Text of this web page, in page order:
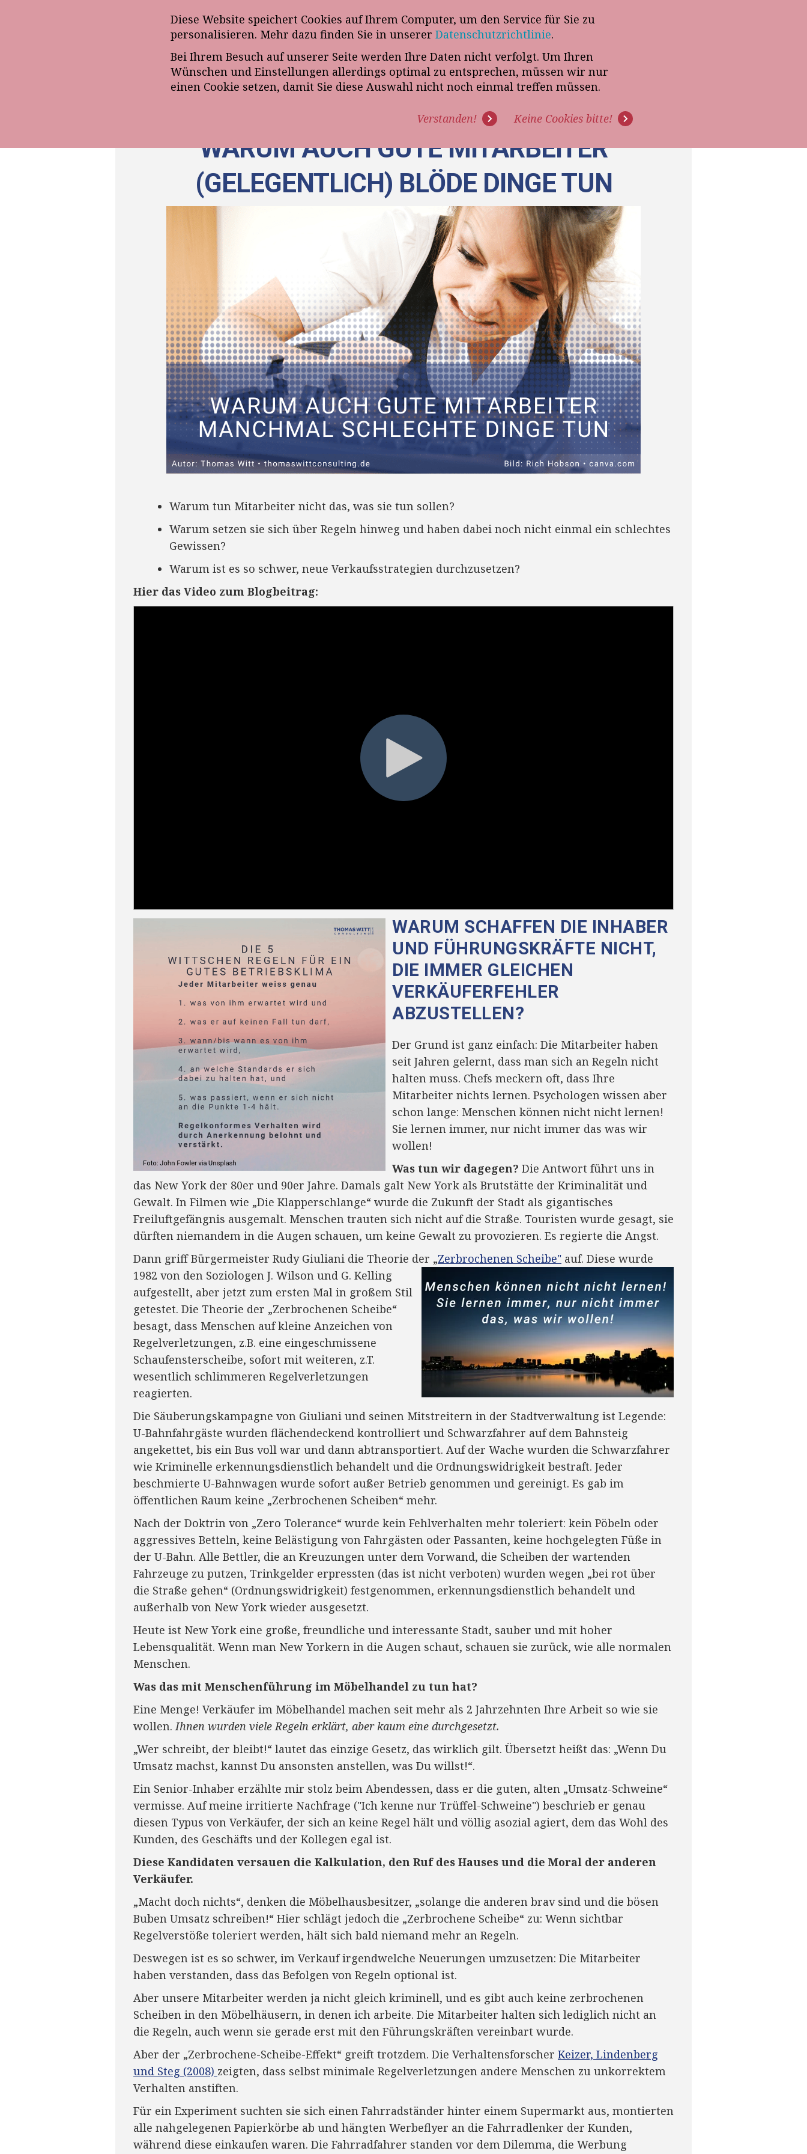
Diese Website speichert Cookies auf Ihrem Computer, um den Service für Sie zu
personalisieren. Mehr dazu finden Sie in unserer Datenschutzrichtlinie.
Bei Ihrem Besuch auf unserer Seite werden Ihre Daten nicht verfolgt. Um Ihren
Wünschen und Einstellungen allerdings optimal zu entsprechen, müssen wir nur
einen Cookie setzen, damit Sie diese Auswahl nicht noch einmal treffen müssen.
Verstanden! Keine Cookies bitte!
Anmeldung zum E-Mail-Newsletter„VERKAUFSSTEUERER“ Telefon-Termin mit Thomas Witt
ÜBER UNS PROGRAMME EXPERTISE REFERENZEN BLOG PODCAST
WARUM AUCH GUTE MITARBEITER
(GELEGENTLICH) BLÖDE DINGE TUN
Warum tun Mitarbeiter nicht das, was sie tun sollen?
Warum setzen sie sich über Regeln hinweg und haben dabei noch nicht einmal ein schlechtes
Gewissen?
Warum ist es so schwer, neue Verkaufsstrategien durchzusetzen?
Hier das Video zum Blogbeitrag:
WARUM SCHAFFEN DIE INHABER
UND FÜHRUNGSKRÄFTE NICHT,
DIE IMMER GLEICHEN
VERKÄUFERFEHLER
ABZUSTELLEN?
Der Grund ist ganz einfach: Die Mitarbeiter haben
seit Jahren gelernt, dass man sich an Regeln nicht
halten muss. Chefs meckern oft, dass Ihre
Mitarbeiter nichts lernen. Psychologen wissen aber
schon lange: Menschen können nicht nicht lernen!
Sie lernen immer, nur nicht immer das was wir
wollen!
Was tun wir dagegen? Die Antwort führt uns in
das New York der 80er und 90er Jahre. Damals galt New York als Brutstätte der Kriminalität und
Gewalt. In Filmen wie „Die Klapperschlange“ wurde die Zukunft der Stadt als gigantisches
Freiluftgefängnis ausgemalt. Menschen trauten sich nicht auf die Straße. Touristen wurde gesagt, sie
dürften niemandem in die Augen schauen, um keine Gewalt zu provozieren. Es regierte die Angst.
Dann griff Bürgermeister Rudy Giuliani die Theorie der „Zerbrochenen Scheibe" auf. Diese wurde
1982 von den Soziologen J. Wilson und G. Kelling
aufgestellt, aber jetzt zum ersten Mal in großem Stil
getestet. Die Theorie der „Zerbrochenen Scheibe“
besagt, dass Menschen auf kleine Anzeichen von
Regelverletzungen, z.B. eine eingeschmissene
Schaufensterscheibe, sofort mit weiteren, z.T.
wesentlich schlimmeren Regelverletzungen
reagierten.
Die Säuberungskampagne von Giuliani und seinen Mitstreitern in der Stadtverwaltung ist Legende:
U-Bahnfahrgäste wurden flächendeckend kontrolliert und Schwarzfahrer auf dem Bahnsteig
angekettet, bis ein Bus voll war und dann abtransportiert. Auf der Wache wurden die Schwarzfahrer
wie Kriminelle erkennungsdienstlich behandelt und die Ordnungswidrigkeit bestraft. Jeder
beschmierte U-Bahnwagen wurde sofort außer Betrieb genommen und gereinigt. Es gab im
öffentlichen Raum keine „Zerbrochenen Scheiben“ mehr.
Nach der Doktrin von „Zero Tolerance“ wurde kein Fehlverhalten mehr toleriert: kein Pöbeln oder
aggressives Betteln, keine Belästigung von Fahrgästen oder Passanten, keine hochgelegten Füße in
der U-Bahn. Alle Bettler, die an Kreuzungen unter dem Vorwand, die Scheiben der wartenden
Fahrzeuge zu putzen, Trinkgelder erpressten (das ist nicht verboten) wurden wegen „bei rot über
die Straße gehen“ (Ordnungswidrigkeit) festgenommen, erkennungsdienstlich behandelt und
außerhalb von New York wieder ausgesetzt.
Heute ist New York eine große, freundliche und interessante Stadt, sauber und mit hoher
Lebensqualität. Wenn man New Yorkern in die Augen schaut, schauen sie zurück, wie alle normalen
Menschen.
Was das mit Menschenführung im Möbelhandel zu tun hat?
Eine Menge! Verkäufer im Möbelhandel machen seit mehr als 2 Jahrzehnten Ihre Arbeit so wie sie
wollen.Ihnen wurden viele Regeln erklärt, aber kaum eine durchgesetzt.
„Wer schreibt, der bleibt!“ lautet das einzige Gesetz, das wirklich gilt. Übersetzt heißt das: „Wenn Du
Umsatz machst, kannst Du ansonsten anstellen, was Du willst!“.
Ein Senior-Inhaber erzählte mir stolz beim Abendessen, dass er die guten, alten „Umsatz-Schweine“
vermisse. Auf meine irritierte Nachfrage ("Ich kenne nur Trüffel-Schweine") beschrieb er genau
diesen Typus von Verkäufer, der sich an keine Regel hält und völlig asozial agiert, dem das Wohl des
Kunden, des Geschäfts und der Kollegen egal ist.
Diese Kandidaten versauen die Kalkulation, den Ruf des Hauses und die Moral der anderen
Verkäufer.
„Macht doch nichts“, denken die Möbelhausbesitzer, „solange die anderen brav sind und die bösen
Buben Umsatz schreiben!“ Hier schlägt jedoch die „Zerbrochene Scheibe“ zu: Wenn sichtbar
Regelverstöße toleriert werden, hält sich bald niemand mehr an Regeln.
Deswegen ist es so schwer, im Verkauf irgendwelche Neuerungen umzusetzen: Die Mitarbeiter
haben verstanden, dass das Befolgen von Regeln optional ist.
Aber unsere Mitarbeiter werden ja nicht gleich kriminell, und es gibt auch keine zerbrochenen
Scheiben in den Möbelhäusern, in denen ich arbeite. Die Mitarbeiter halten sich lediglich nicht an
die Regeln, auch wenn sie gerade erst mit den Führungskräften vereinbart wurde.
Aber der „Zerbrochene-Scheibe-Effekt“ greift trotzdem. Die Verhaltensforscher Keizer, Lindenberg
und Steg (2008) zeigten, dass selbst minimale Regelverletzungen andere Menschen zu unkorrektem
Verhalten anstiften.
Für ein Experiment suchten sie sich einen Fahrradständer hinter einem Supermarkt aus, montierten
alle nahgelegenen Papierkörbe ab und hängten Werbeflyer an die Fahrradlenker der Kunden,
während diese einkaufen waren. Die Fahrradfahrer standen vor dem Dilemma, die Werbung